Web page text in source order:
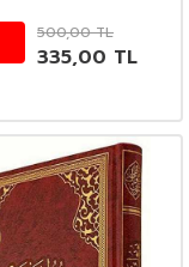
500,00TL
335,00 TL